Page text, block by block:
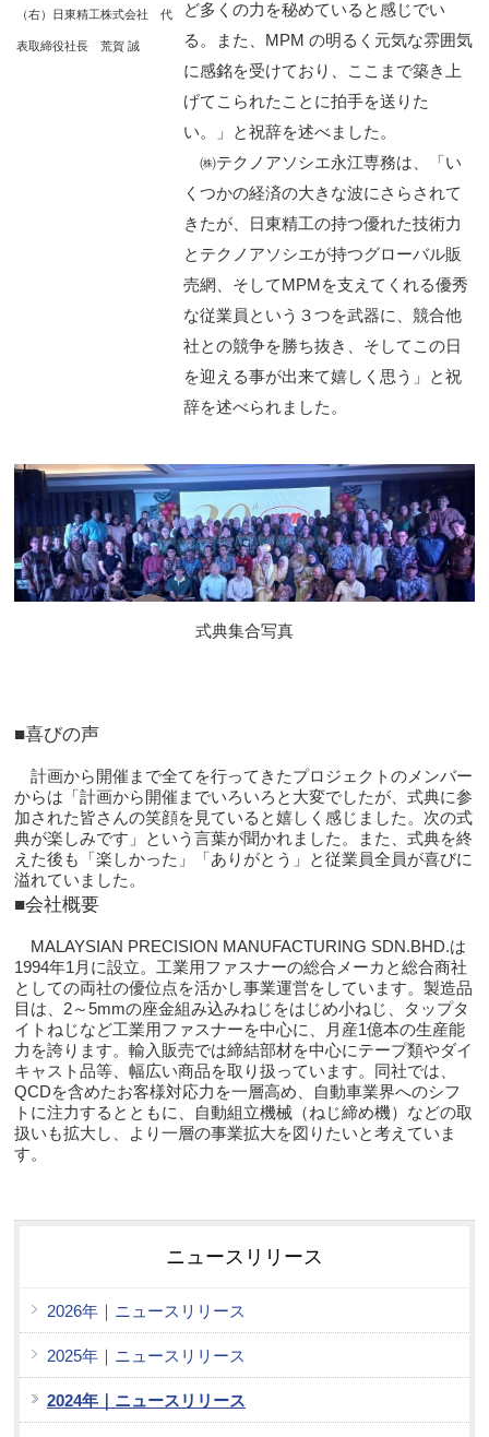
（右）日東精工株式会社 代
表取締役社長 荒賀 誠
ど多くの力を秘めていると感じでい
る。また、MPM の明るく元気な雰囲気
に感銘を受けており、ここまで築き上
げてこられたことに拍手を送りた
い。」と祝辞を述べました。
㈱テクノアソシエ永江専務は、「い
くつかの経済の大きな波にさらされて
きたが、日東精工の持つ優れた技術力
とテクノアソシエが持つグローバル販
売網、そしてMPMを支えてくれる優秀
な従業員という３つを武器に、競合他
社との競争を勝ち抜き、そしてこの日
を迎える事が出来て嬉しく思う」と祝
辞を述べられました。
式典集合写真
■喜びの声
計画から開催まで全てを行ってきたプロジェクトのメンバー
からは「計画から開催までいろいろと大変でしたが、式典に参
加された皆さんの笑顔を見ていると嬉しく感じました。次の式
典が楽しみです」という言葉が聞かれました。また、式典を終
えた後も「楽しかった」「ありがとう」と従業員全員が喜びに
溢れていました。
■会社概要
MALAYSIAN PRECISION MANUFACTURING SDN.BHD.は
1994年1月に設立。工業用ファスナーの総合メーカと総合商社
としての両社の優位点を活かし事業運営をしています。製造品
目は、2～5mmの座金組み込みねじをはじめ小ねじ、タップタ
イトねじなど工業用ファスナーを中心に、月産1億本の生産能
力を誇ります。輸入販売では締結部材を中心にテープ類やダイ
キャスト品等、幅広い商品を取り扱っています。同社では、
QCDを含めたお客様対応力を一層高め、自動車業界へのシフ
トに注力するとともに、自動組立機械（ねじ締め機）などの取
扱いも拡大し、より一層の事業拡大を図りたいと考えていま
す。
ニュースリリース
2026年｜ニュースリリース
2025年｜ニュースリリース
2024年｜ニュースリリース